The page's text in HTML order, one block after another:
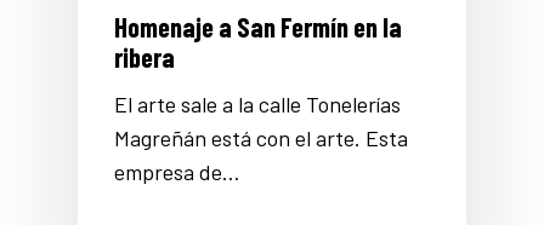
Homenaje a San Fermín en la
ribera
El arte sale a la calle Tonelerías
Magreñán está con el arte. Esta
empresa de…